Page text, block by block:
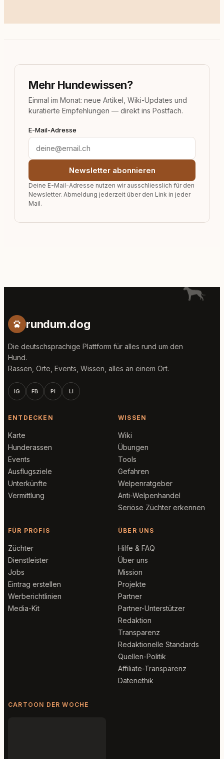
Mehr Hundewissen?
Einmal im Monat: neue Artikel, Wiki-Updates und
kuratierte Empfehlungen — direkt ins Postfach.
E-Mail-Adresse
Newsletter abonnieren
Deine E-Mail-Adresse nutzen wir ausschliesslich für den
Newsletter. Abmeldung jederzeit über den Link in jeder
Mail.
rundum.dog
Die deutschsprachige Plattform für alles rund um den
Hund.
Rassen, Orte, Events, Wissen, alles an einem Ort.
IG FB PI LI
ENTDECKEN
Karte
Hunderassen
Events
Ausflugsziele
Unterkünfte
Vermittlung
WISSEN
Wiki
Übungen
Tools
Gefahren
Welpenratgeber
Anti-Welpenhandel
Seriöse Züchter erkennen
FÜR PROFIS
Züchter
Dienstleister
Jobs
Eintrag erstellen
Werberichtlinien
Media-Kit
ÜBER UNS
Hilfe & FAQ
Über uns
Mission
Projekte
Partner
Partner-Unterstützer
Redaktion
Transparenz
Redaktionelle Standards
Quellen-Politik
Affiliate-Transparenz
Datenethik
CARTOON DER WOCHE